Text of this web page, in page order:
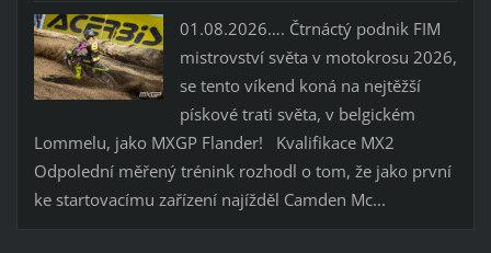
01.08.2026…. Čtrnáctý podnik FIM
mistrovství světa v motokrosu 2026,
se tento víkend koná na nejtěžší
pískové trati světa, v belgickém
Lommelu, jako MXGP Flander! Kvalifikace MX2
Odpolední měřený trénink rozhodl o tom, že jako první
ke startovacímu zařízení najížděl Camden Mc...